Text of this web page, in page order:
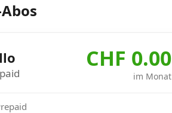
CHF 0.00
im Monat